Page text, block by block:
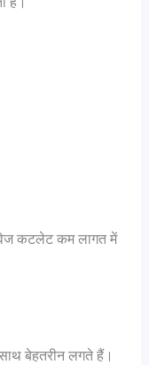
कटलेट कम लागत में
बेहतरीन लगते हैं।